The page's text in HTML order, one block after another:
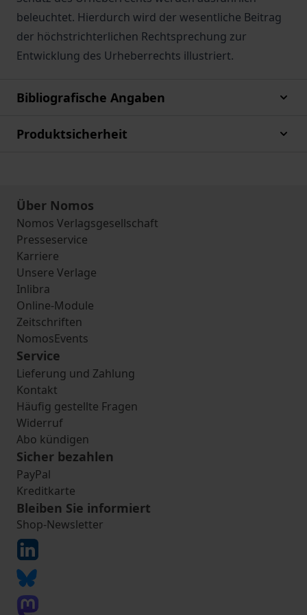
beleuchtet. Hierdurch wird der wesentliche Beitrag
der höchstrichterlichen Rechtsprechung zur
Entwicklung des Urheberrechts illustriert.
Bibliografische Angaben
Produktsicherheit
Über Nomos
Nomos Verlagsgesellschaft
Presseservice
Karriere
Unsere Verlage
Inlibra
Online-Module
Zeitschriften
NomosEvents
Service
Lieferung und Zahlung
Kontakt
Häufig gestellte Fragen
Widerruf
Abo kündigen
Sicher bezahlen
PayPal
Kreditkarte
Bleiben Sie informiert
Shop-Newsletter